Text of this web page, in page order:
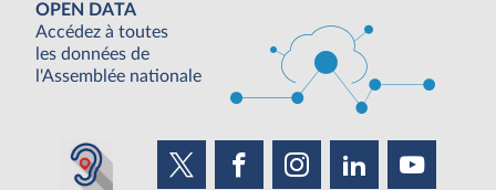
OPEN DATA
Accédez à toutes
les données de
l'Assemblée nationale